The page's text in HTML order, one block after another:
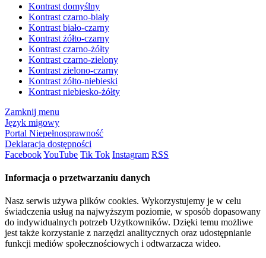
Kontrast domyślny
Kontrast czarno-biały
Kontrast biało-czarny
Kontrast żółto-czarny
Kontrast czarno-żółty
Kontrast czarno-zielony
Kontrast zielono-czarny
Kontrast żółto-niebieski
Kontrast niebiesko-żółty
Zamknij menu
Język migowy
Portal Niepełnosprawność
Deklaracja dostępności
FacebookYouTube Tik Tok Instagram RSS
Informacja o przetwarzaniu danych
Nasz serwis używa plików cookies. Wykorzystujemy je w celu
świadczenia usług na najwyższym poziomie, w sposób dopasowany
do indywidualnych potrzeb Użytkowników. Dzięki temu możliwe
jest także korzystanie z narzędzi analitycznych oraz udostępnianie
funkcji mediów społecznościowych i odtwarzacza wideo.